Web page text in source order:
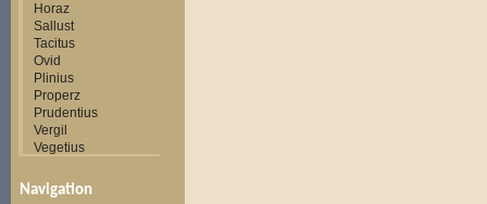
Horaz
Sallust
Tacitus
Ovid
Plinius
Properz
Prudentius
Vergil
Vegetius
Navigation